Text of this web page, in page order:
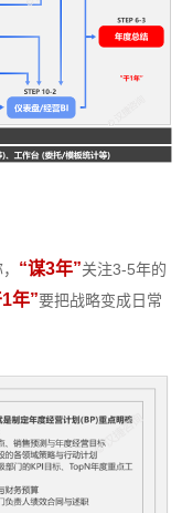
“谋3年”关注3-5年的
年”要把战略变成日常